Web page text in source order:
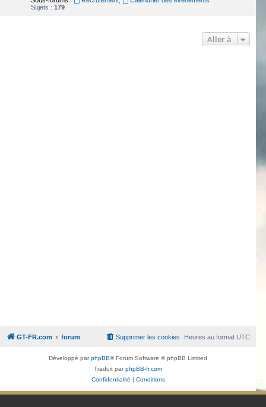
Sujets : 179
Aller à
GT-FR.com forum Heures au formatUTC
Supprimer les cookies
Développé parphpBB® Forum Software © phpBB Limited
Traduit parphpBB-fr.com
Confidentialité
Conditions